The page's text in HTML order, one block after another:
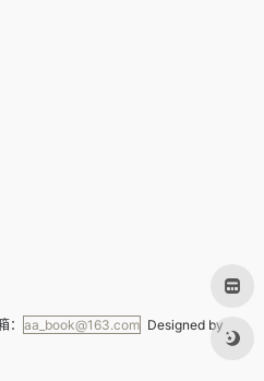
： aa_book@163.com Designed by